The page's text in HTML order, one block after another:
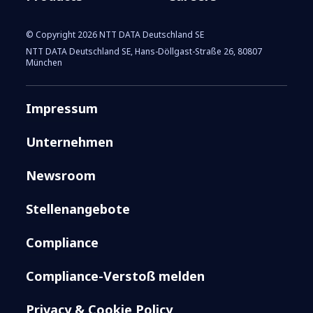
© Copyright 2026 NTT DATA Deutschland SE
NTT DATA Deutschland SE, Hans-Döllgast-Straße 26, 80807
München
Impressum
Unternehmen
Newsroom
Stellenangebote
Compliance
Compliance-Verstoß melden
Privacy & Cookie Policy